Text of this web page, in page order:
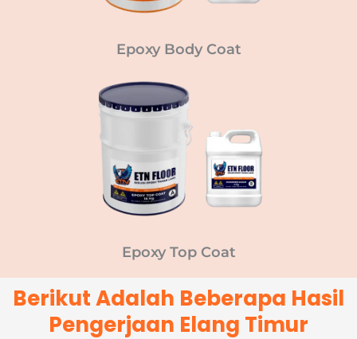
Epoxy Body Coat
Epoxy Top Coat
Berikut Adalah Beberapa Hasil
Pengerjaan Elang Timur